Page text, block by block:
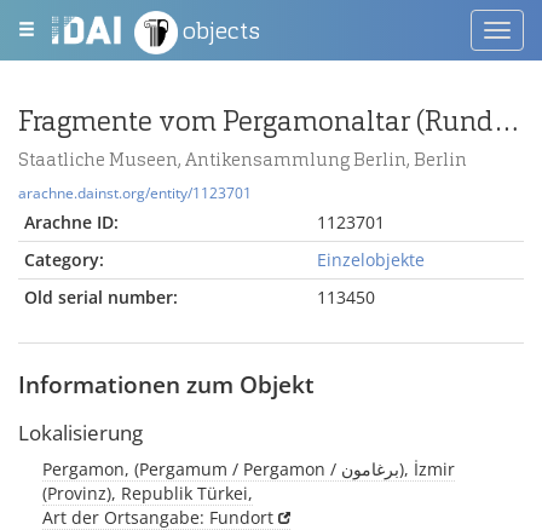
objects
Fragmente vom Pergamonaltar (Rundplastik oder Relief)
Staatliche Museen, Antikensammlung Berlin, Berlin
arachne.dainst.org/entity/1123701
Arachne ID:
1123701
Category:
Einzelobjekte
Old serial number:
113450
Informationen zum Objekt
Lokalisierung
Pergamon, (Pergamum / Pergamon / برغامون), İzmir
(Provinz), Republik Türkei,
Art der Ortsangabe: Fundort